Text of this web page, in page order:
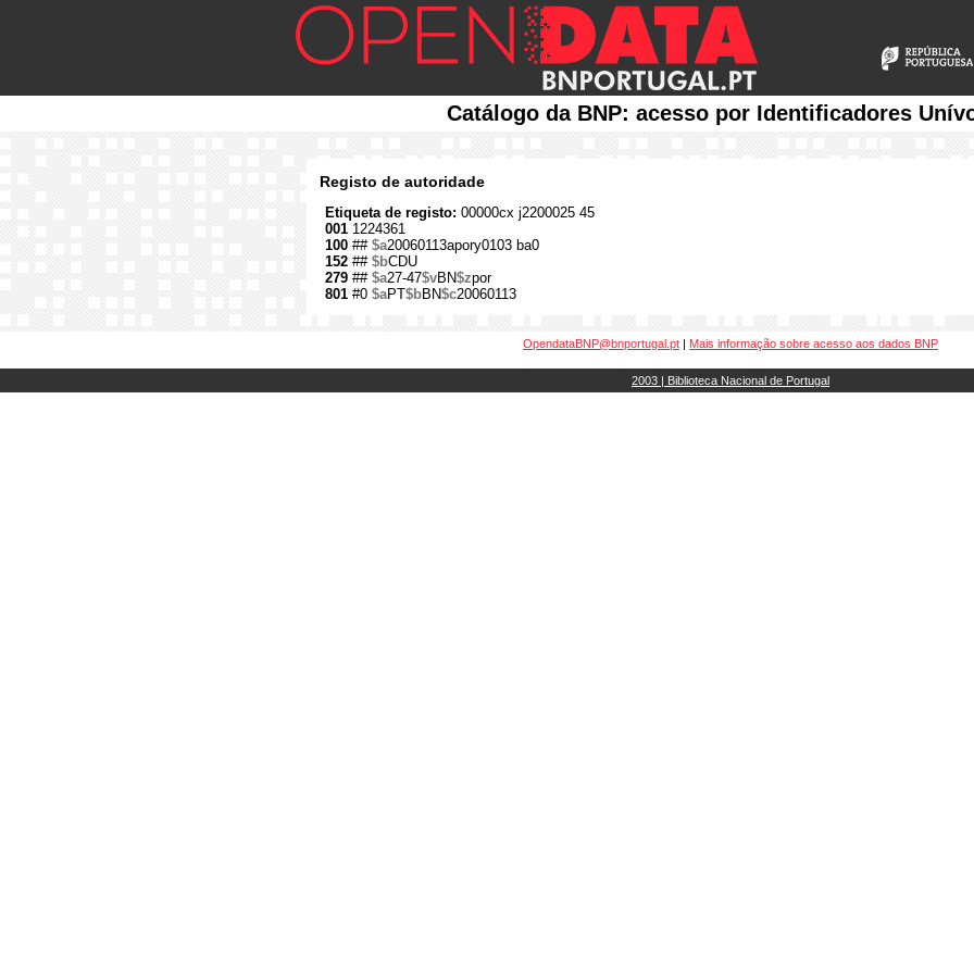
Catálogo da BNP: acesso por Identificadores
Registo de autoridade
Etiqueta de registo: 00000cx j2200025 45
001 1224361
100 ## $a20060113apory0103 ba0
152 ## $bCDU
279 ## $a27-47$vBN$zpor
801 #0 $aPT$bBN$c20060113
OpendataBNP@bnportugal.pt | Mais informação sobre acesso aos dados BNP
2003 | Biblioteca Nacional de Portugal